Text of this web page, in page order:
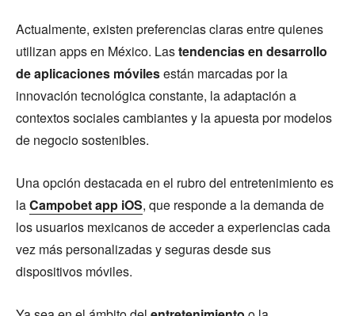
Actualmente, existen preferencias claras entre quienes
utilizan apps en México. Lastendencias en desarrollo
de aplicaciones móvilesestán marcadas por la
innovación tecnológica constante, la adaptación a
contextos sociales cambiantes y la apuesta por modelos
de negocio sostenibles.
Una opción destacada en el rubro del entretenimiento es
laCampobet app iOS, que responde a la demanda de
los usuarios mexicanos de acceder a experiencias cada
vez más personalizadas y seguras desde sus
dispositivos móviles.